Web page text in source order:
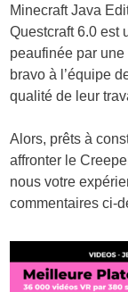
Minecraft Java
Questcraft 6.0 est
peaufinée par
bravo à l’équipe
qualité de leur
Alors, prêts à
affronter le
nous votre
commentaires ci-